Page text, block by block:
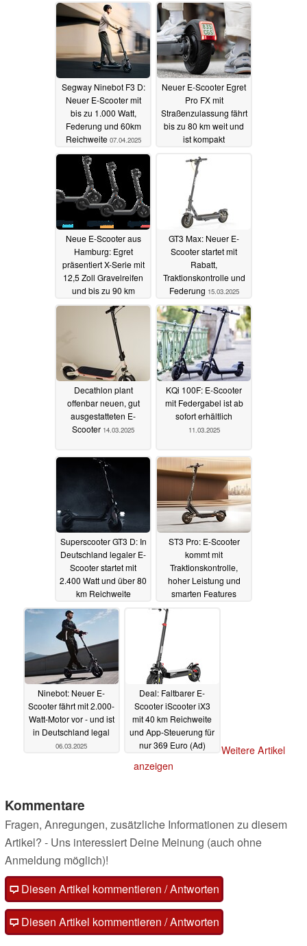
Segway Ninebot F3 D:
Neuer E-Scooter mit
bis zu 1.000 Watt,
Federung und 60km
Reichweite 07.04.2025
Neuer E-Scooter Egret
Pro FX mit
Straßenzulassung fährt
bis zu 80 km weit und
ist kompakt
23.03.2025
Neue E-Scooter aus
Hamburg: Egret
präsentiert X-Serie mit
12,5 Zoll Gravelreifen
und bis zu 90 km
Reichweite22.03.2025
GT3 Max: Neuer E-
Scooter startet mit
Rabatt,
Traktionskontrolle und
Federung 15.03.2025
Decathlon plant
offenbar neuen, gut
ausgestatteten E-
Scooter 14.03.2025
KQi 100F: E-Scooter
mit Federgabel ist ab
sofort erhältlich
11.03.2025
Superscooter GT3 D: In
Deutschland legaler E-
Scooter startet mit
2.400 Watt und über 80
km Reichweite
07.03.2025
ST3 Pro: E-Scooter
kommt mit
Traktionskontrolle,
hoher Leistung und
smarten Features
Ninebot: Neuer E-
Scooter fährt mit 2.000-
Watt-Motor vor - und ist
in Deutschland legal
06.03.2025
Deal: Faltbarer E-
Scooter iScooter iX3
mit 40 km Reichweite
und App-Steuerung für
nur 369 Euro (Ad)
Weitere Artikel
anzeigen
Kommentare
Fragen, Anregungen, zusätzliche Informationen zu diesem
Artikel? - Uns interessiert Deine Meinung (auch ohne
Anmeldung möglich)!
Diesen Artikel kommentieren / Antworten
Diesen Artikel kommentieren / Antworten